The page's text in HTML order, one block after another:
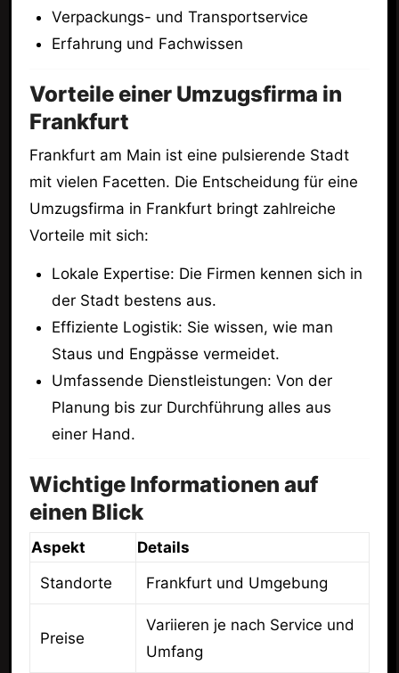
Verpackungs- und Transportservice
Erfahrung und Fachwissen
Vorteile einer Umzugsfirma in
Frankfurt
Frankfurt am Main ist eine pulsierende Stadt
mit vielen Facetten. Die Entscheidung für eine
Umzugsfirma in Frankfurt bringt zahlreiche
Vorteile mit sich:
Lokale Expertise: Die Firmen kennen sich in
der Stadt bestens aus.
Effiziente Logistik: Sie wissen, wie man
Staus und Engpässe vermeidet.
Umfassende Dienstleistungen: Von der
Planung bis zur Durchführung alles aus
einer Hand.
Wichtige Informationen auf
einen Blick
Aspekt
Details
Standorte
Frankfurt und Umgebung
Preise
Variieren je nach Service und
Umfang